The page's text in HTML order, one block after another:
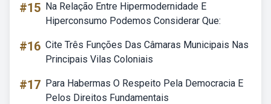
#15 Na Relação Entre Hipermodernidade E
Hiperconsumo Podemos Considerar Que:
#16 Cite Três Funções Das Câmaras Municipais Nas
Principais Vilas Coloniais
#17 Para Habermas O Respeito Pela Democracia E
Pelos Direitos Fundamentais